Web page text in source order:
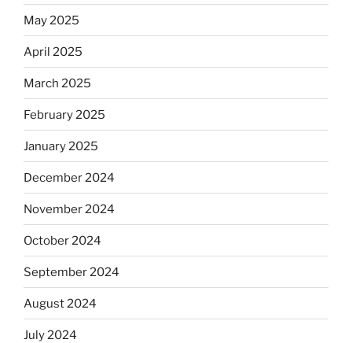
May 2025
April 2025
March 2025
February 2025
January 2025
December 2024
November 2024
October 2024
September 2024
August 2024
July 2024